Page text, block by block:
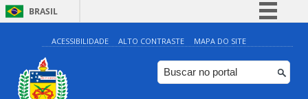
BRASIL
Simplifique!
Comunica BR
Participe
ACESSIBILIDADE ALTO CONTRASTE MAPA DO SITE